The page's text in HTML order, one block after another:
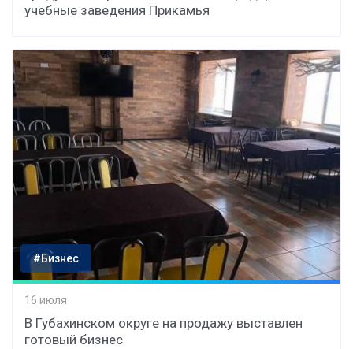
учебные заведения Прикамья
#Бизнес
16 июля
В Губахинском округе на продажу выставлен
готовый бизнес